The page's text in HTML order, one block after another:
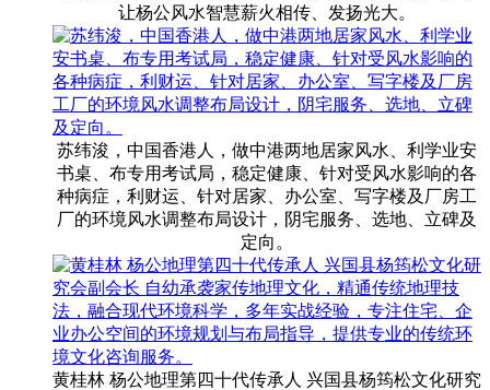
让杨公风水智慧薪火相传、发扬光大。
苏纬浚，中国香港人，做中港两地居家风水、利学业安
书桌、布专用考试局，稳定健康、针对受风水影响的各
种病症，利财运、针对居家、办公室、写字楼及厂房工
厂的环境风水调整布局设计，阴宅服务、选地、立碑及
定向。
黄桂林 杨公地理第四十代传承人 兴国县杨筠松文化研究